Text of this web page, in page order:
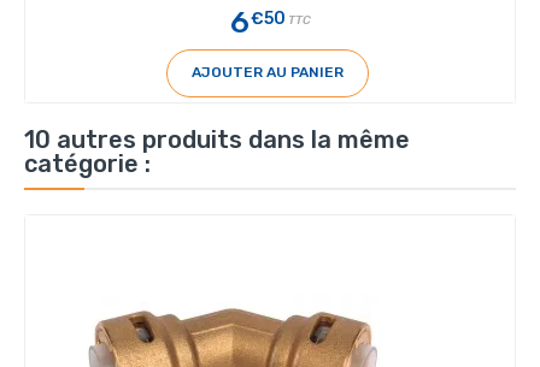
6€50 TTC
AJOUTER AU PANIER
10 autres produits dans la même
catégorie :